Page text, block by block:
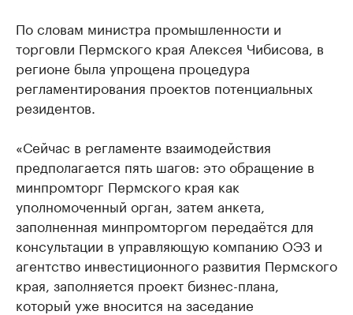
По словам министра промышленности и
торговли Пермского края Алексея Чибисова, в
регионе была упрощена процедура
регламентирования проектов потенциальных
резидентов.
«Сейчас в регламенте взаимодействия
предполагается пять шагов: это обращение в
минпромторг Пермского края как
уполномоченный орган, затем анкета,
заполненная минпромторгом передаётся для
консультации в управляющую компанию ОЭЗ и
агентство инвестиционного развития Пермского
края, заполняется проект бизнес-плана,
который уже вносится на заседание